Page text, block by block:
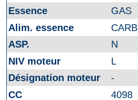
GAS
CARB
N
L
-
4098